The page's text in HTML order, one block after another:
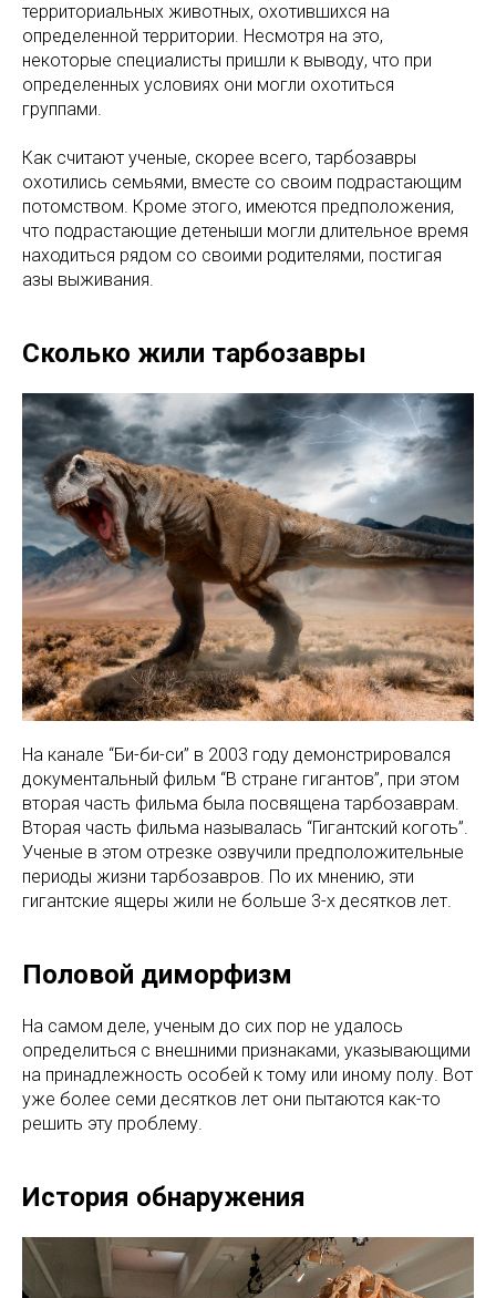
территориальных животных, охотившихся на
определенной территории. Несмотря на это,
некоторые специалисты пришли к выводу, что при
определенных условиях они могли охотиться
группами.
Как считают ученые, скорее всего, тарбозавры
охотились семьями, вместе со своим подрастающим
потомством. Кроме этого, имеются предположения,
что подрастающие детеныши могли длительное время
находиться рядом со своими родителями, постигая
азы выживания.
Сколько жили тарбозавры
На канале “Би-би-си” в 2003 году демонстрировался
документальный фильм “В стране гигантов”, при этом
вторая часть фильма была посвящена тарбозаврам.
Вторая часть фильма называлась “Гигантский коготь”.
Ученые в этом отрезке озвучили предположительные
периоды жизни тарбозавров. По их мнению, эти
гигантские ящеры жили не больше 3-х десятков лет.
Половой диморфизм
На самом деле, ученым до сих пор не удалось
определиться с внешними признаками, указывающими
на принадлежность особей к тому или иному полу. Вот
уже более семи десятков лет они пытаются как-то
решить эту проблему.
История обнаружения